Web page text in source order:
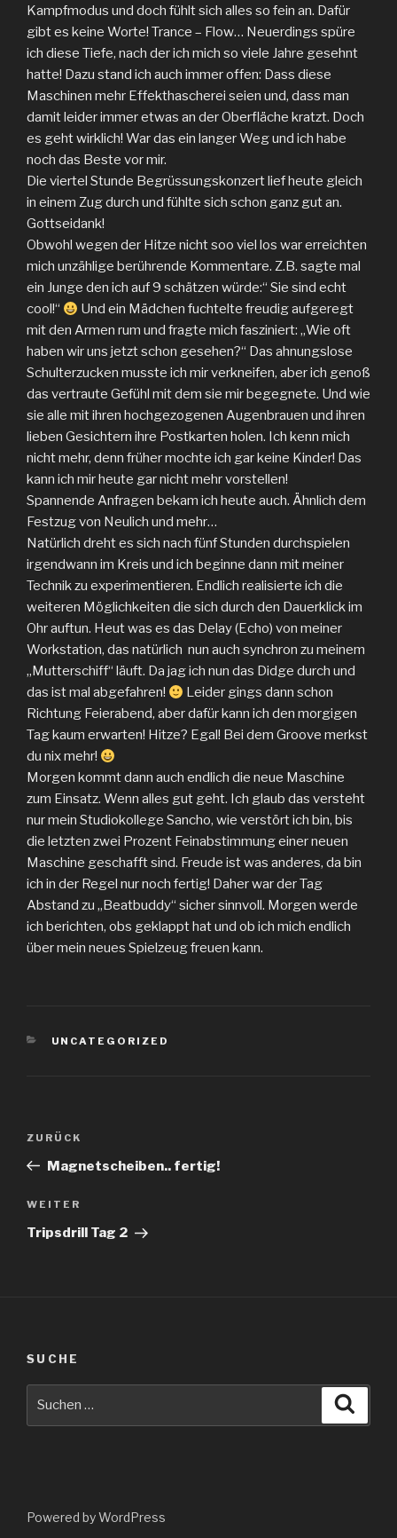
Kampfmodus und doch fühlt sich alles so fein an. Dafür
gibt es keine Worte! Trance – Flow… Neuerdings spüre
ich diese Tiefe, nach der ich mich so viele Jahre gesehnt
hatte! Dazu stand ich auch immer offen: Dass diese
Maschinen mehr Effekthascherei seien und, dass man
damit leider immer etwas an der Oberfläche kratzt. Doch
es geht wirklich! War das ein langer Weg und ich habe
noch das Beste vor mir.
Die viertel Stunde Begrüssungskonzert lief heute gleich
in einem Zug durch und fühlte sich schon ganz gut an.
Gottseidank!
Obwohl wegen der Hitze nicht soo viel los war erreichten
mich unzählige berührende Kommentare. Z.B. sagte mal
ein Junge den ich auf 9 schätzen würde:“ Sie sind echt
cool!“
Und ein Mädchen fuchtelte freudig aufgeregt
mit den Armen rum und fragte mich fasziniert: „Wie oft
haben wir uns jetzt schon gesehen?“ Das ahnungslose
Schulterzucken musste ich mir verkneifen, aber ich genoß
das vertraute Gefühl mit dem sie mir begegnete. Und wie
sie alle mit ihren hochgezogenen Augenbrauen und ihren
lieben Gesichtern ihre Postkarten holen. Ich kenn mich
nicht mehr, denn früher mochte ich gar keine Kinder! Das
kann ich mir heute gar nicht mehr vorstellen!
Spannende Anfragen bekam ich heute auch. Ähnlich dem
Festzug von Neulich und mehr…
Natürlich dreht es sich nach fünf Stunden durchspielen
irgendwann im Kreis und ich beginne dann mit meiner
Technik zu experimentieren. Endlich realisierte ich die
weiteren Möglichkeiten die sich durch den Dauerklick im
Ohr auftun. Heut was es das Delay (Echo) von meiner
Workstation, das natürlich nun auch synchron zu meinem
„Mutterschiff“ läuft. Da jag ich nun das Didge durch und
das ist mal abgefahren!
Leider gings dann schon
Richtung Feierabend, aber dafür kann ich den morgigen
Tag kaum erwarten! Hitze? Egal! Bei dem Groove merkst
du nix mehr!
Morgen kommt dann auch endlich die neue Maschine
zum Einsatz. Wenn alles gut geht. Ich glaub das versteht
nur mein Studiokollege Sancho, wie verstört ich bin, bis
die letzten zwei Prozent Feinabstimmung einer neuen
Maschine geschafft sind. Freude ist was anderes, da bin
ich in der Regel nur noch fertig! Daher war der Tag
Abstand zu „Beatbuddy“ sicher sinnvoll. Morgen werde
ich berichten, obs geklappt hat und ob ich mich endlich
über mein neues Spielzeug freuen kann.
KATEGORIEN
UNCATEGORIZED
Beitragsnavigation
Vorheriger
Beitrag
ZURÜCK
Magnetscheiben.. fertig!
Nächster
Beitrag
WEITER
Tripsdrill Tag 2
SUCHE
Powered by WordPress